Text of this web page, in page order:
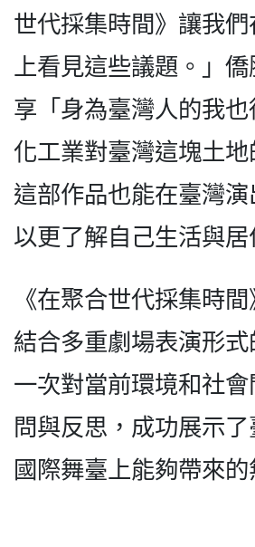
世代採集時間》讓我
上看見這些議題。」
享「身為臺灣人的我
化工業對臺灣這塊土
這部作品也能在臺灣
以更了解自己生活與居
《在聚合世代採集時
結合多重劇場表演形
一次對當前環境和社
問與反思，成功展示
國際舞臺上能夠帶來的